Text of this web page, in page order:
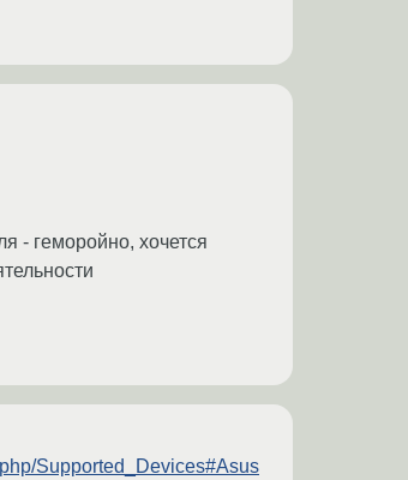
- геморойно, хочется
Supported_Devices#Asus